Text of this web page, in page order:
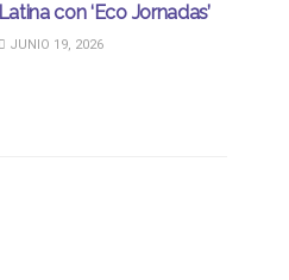
Latina con ‘Eco Jornadas’
JUNIO 19, 2026